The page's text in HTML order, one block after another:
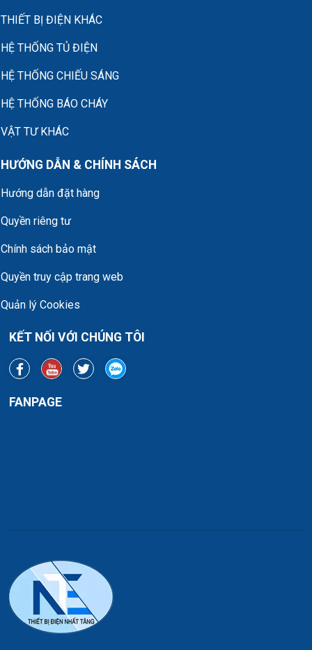
THIẾT BỊ ĐIỆN KHÁC
HỆ THỐNG TỦ ĐIỆN
HỆ THỐNG CHIẾU SÁNG
HỆ THỐNG BÁO CHÁY
VẬT TƯ KHÁC
HƯỚNG DẪN & CHÍNH SÁCH
Hướng dẫn đặt hàng
Quyền riêng tư
Chính sách bảo mật
Quyền truy cập trang web
Quản lý Cookies
KẾT NỐI VỚI CHÚNG TÔI
FANPAGE